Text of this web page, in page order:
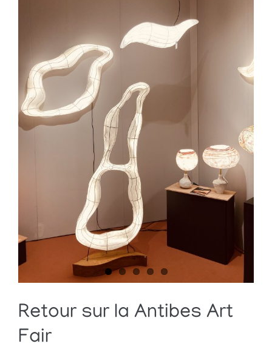
Retour sur la Antibes Art
Fair